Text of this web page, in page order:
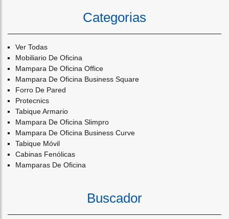
Categorias
Ver Todas
Mobiliario De Oficina
Mampara De Oficina Office
Mampara De Oficina Business Square
Forro De Pared
Protecnics
Tabique Armario
Mampara De Oficina Slimpro
Mampara De Oficina Business Curve
Tabique Móvil
Cabinas Fenólicas
Mamparas De Oficina
Buscador